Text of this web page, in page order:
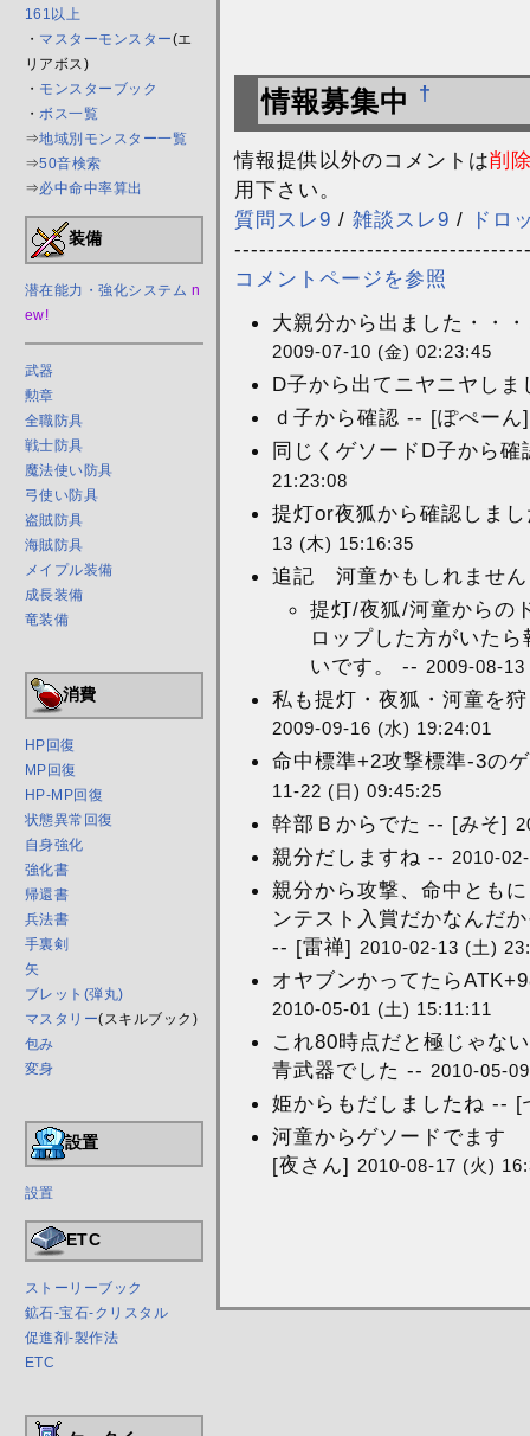
161以上
・ マスターモンスター(エ
リアボス)
・ モンスターブック
・ ボス一覧
⇒地域別モンスター一覧
⇒50音検索
⇒必中命中率算出
装備
潜在能力・強化システム n
ew!
武器
勲章
全職防具
戦士防具
魔法使い防具
弓使い防具
盗賊防具
海賊防具
メイプル装備
成長装備
竜装備
消費
HP回復
MP回復
HP-MP回復
状態異常回復
自身強化
強化書
帰還書
兵法書
手裏剣
矢
ブレット(弾丸)
マスタリー(スキルブック)
包み
変身
設置
設置
ETC
ストーリーブック
鉱石-宝石-クリスタル
促進剤-製作法
ETC
情報募集中 †
情報提供以外のコメントは削
用下さい。
質問スレ9 / 雑談スレ9 /
ドロ
コメントページを参照
大親分から出ました・・
2009-07-10 (金) 02:23:45
D子から出てニヤニヤし
ｄ子から確認 -- [ぽぺー
同じくゲソードD子から
21:23:08
提灯or夜狐から確認しま
13 (木) 15:16:35
追記 河童かもしれませ
提灯/夜狐/河童からの
ロップした方がいた
いです。 -- 2009-08-
私も提灯・夜狐・河童を
2009-09-16 (水) 19:24:01
命中標準+2攻撃標準-3の
11-22 (日) 09:45:25
幹部Ｂからでた -- [みそ]
親分だしますね -- 2010-
親分から攻撃、命中とも
ンテスト入賞だかなんだ
-- [雷禅] 2010-02-13 (土)
オヤブンかってたら
2010-05-01 (土) 15:11:11
これ80時点だと極じゃな
青武器でした -- 2010-05-
姫からもだしましたね --
河童からゲソードでま
[夜さん] 2010-08-17 (火)